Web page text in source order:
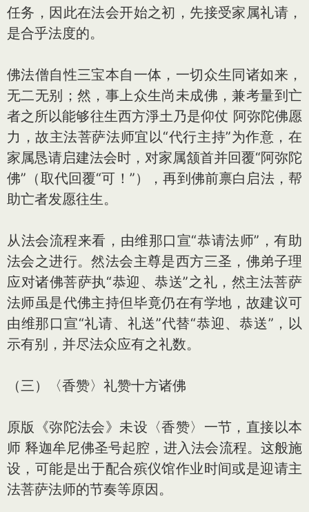
任务，因此在法会开始之初，先接受家属礼请，
是合乎法度的。
佛法僧自性三宝本自一体，一切众生同诸如来，
无二无别；然，事上众生尚未成佛，兼考量到亡
者之所以能够往生西方淨土乃是仰仗 阿弥陀佛愿
力，故主法菩萨法师宜以“代行主持”为作意，在
家属恳请启建法会时，对家属颔首并回覆“阿弥陀
佛”（取代回覆“可！”），再到佛前禀白启法，帮
助亡者发愿往生。
从法会流程来看，由维那口宣“恭请法师”，有助
法会之进行。然法会主尊是西方三圣，佛弟子理
应对诸佛菩萨执“恭迎、恭送”之礼，然主法菩萨
法师虽是代佛主持但毕竟仍在有学地，故建议可
由维那口宣“礼请、礼送”代替“恭迎、恭送”，以
示有别，并尽法众应有之礼数。
（三）〈香赞〉礼赞十方诸佛
原版《弥陀法会》未设〈香赞〉一节，直接以本
师 释迦牟尼佛圣号起腔，进入法会流程。这般施
设，可能是出于配合殡仪馆作业时间或是迎请主
法菩萨法师的节奏等原因。